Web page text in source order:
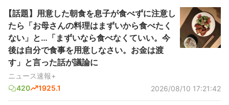
【話題】用意した朝食を息子が食べずに注意し
たら「お母さんの料理はまずいから食べたく
ない」と…「まずいなら食べなくていい。今
後は自分で食事を用意しなさい。お金は渡
す」と言った話が議論に
ニュース速報+
420
1925.1 2026/08/10 17:21:42